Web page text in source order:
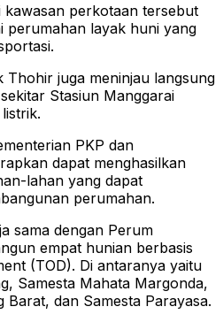
kawasan perkotaan tersebut
perumahan layak huni yang
Thohir juga meninjau langsung
Stasiun Manggarai
PKP dan
dapat menghasilkan
lahan yang dapat
perumahan.
sama dengan Perum
empat hunian berbasis
(TOD). Di antaranya yaitu
Samesta Mahata Margonda,
Barat, dan Samesta Parayasa.